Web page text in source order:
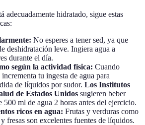
adecuadamente hidratado, sigue estas
No esperes a tener sed, ya que
deshidratación leve. Ingiera agua a
durante el día.
según la actividad física: Cuando
tu ingesta de agua para
de líquidos por sudor. Los Institutos
de Estados Unidos sugieren beber
500 ml de agua 2 horas antes del ejercicio.
ricos en agua: Frutas y verduras como
fresas son excelentes fuentes de líquidos.